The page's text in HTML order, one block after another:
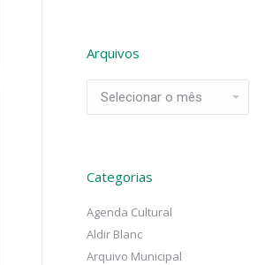
Arquivos
Categorias
Agenda Cultural
Aldir Blanc
Arquivo Municipal